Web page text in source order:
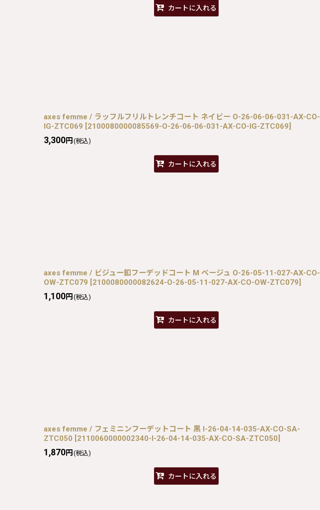
カートに入れる
axes femme / ラッフルフリルトレンチコート ネイビー O-26-06-06-031-AX-CO-
IG-ZTC069 [2100080000085569-O-26-06-06-031-AX-CO-IG-ZTC069]
3,300円 (税込)
カートに入れる
axes femme / ビジュー釦フーデッドコート M ベージュ O-26-05-11-027-AX-CO-
OW-ZTC079 [2100080000082624-O-26-05-11-027-AX-CO-OW-ZTC079]
1,100円 (税込)
カートに入れる
axes femme / フェミニンフーデットコート 黒 I-26-04-14-035-AX-CO-SA-
ZTC050 [2110060000002340-I-26-04-14-035-AX-CO-SA-ZTC050]
1,870円 (税込)
カートに入れる